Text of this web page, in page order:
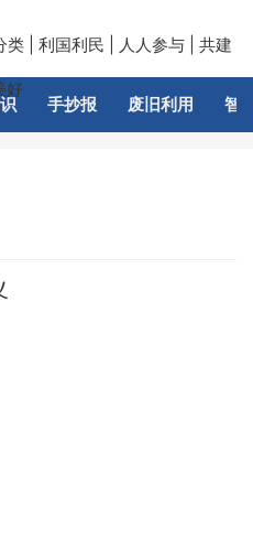
类 | 利国利民 | 人人参与 | 共建
好
手抄报 废旧利用 智